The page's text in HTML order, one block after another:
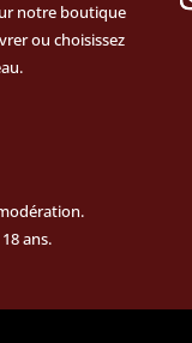
notre boutique
ou choisissez
ans.